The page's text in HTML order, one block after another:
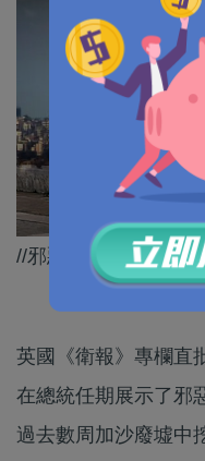
//邪惡獨裁者要為世界
英國《衛報》專欄直
在總統任期展示了邪
過去數周加沙廢墟中